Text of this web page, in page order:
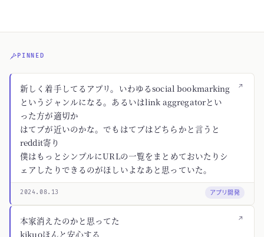
PINNED
↗
新しく着手してるアプリ。いわゆるsocial bookmarking
というジャンルになる。あるいはlink aggregatorとい
った方が適切か
はてブが近いのかな。でもはてブはどちらかと言うと
reddit寄り
僕はもっとシンプルにURLの一覧をまとめておいたりシ
ェアしたりできるのがほしいよなあと思っていた。
2024.08.13 アプリ開発
↗
本家消えたのかと思ってた
kikuoほんと安心する